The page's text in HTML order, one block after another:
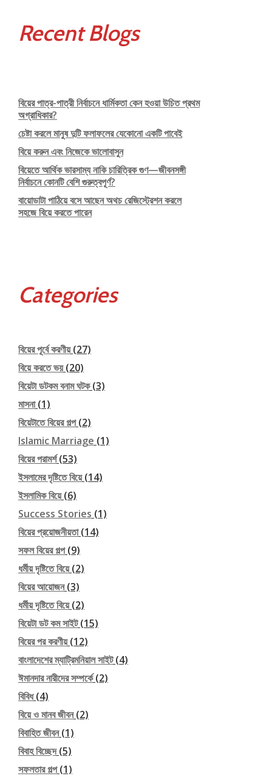
Recent Blogs
বিয়ের পাত্র-পাত্রী নির্বাচনে ধার্মিকতা কেন হওয়া উচিত প্রথম
অগ্রাধিকার?
চেষ্টা করলে মানুষ দুটি ফলাফলের যেকোনো একটি পাবেই
বিয়ে করুন এবং নিজেকে ভালোবাসুন
বিয়েতে আর্থিক ভারসাম্য নাকি চারিত্রিক গুণ—জীবনসঙ্গী
নির্বাচনে কোনটি বেশি গুরুত্বপূর্ণ?
বায়োডাটা পাঠিয়ে বসে আছেন অথচ রেজিস্ট্রেশন করলে
সহজে বিয়ে করতে পারেন
Categories
বিয়ের পূর্বে করণীয়(27)
বিয়ে করতে ভয়(20)
বিয়েটা ডটকম বনাম ঘটক(3)
মাসনা(1)
বিয়েটাতে বিয়ের গল্প(2)
Islamic Marriage (1)
বিয়ের পরামর্শ(53)
ইসলামের দৃষ্টিতে বিয়ে(14)
ইসলামিক বিয়ে(6)
Success Stories (1)
বিয়ের প্রয়োজনীয়তা(14)
সফল বিয়ের গল্প(9)
ধর্মীয় দৃষ্টিতে বিয়ে(2)
বিয়ের আয়োজন(3)
ধর্মীয় দৃষ্টিতে বিয়ে(2)
বিয়েটা ডট কম সাইট(15)
বিয়ের পর করণীয়(12)
বাংলাদেশের ম্যাট্রিমনিয়াল সাইট(4)
ঈমানদার নারীদের সম্পর্কে(2)
বিবিধ(4)
বিয়ে ও মানব জীবন(2)
বিবাহিত জীবন(1)
বিবাহ বিচ্ছেদ(5)
সফলতার গল্প(1)